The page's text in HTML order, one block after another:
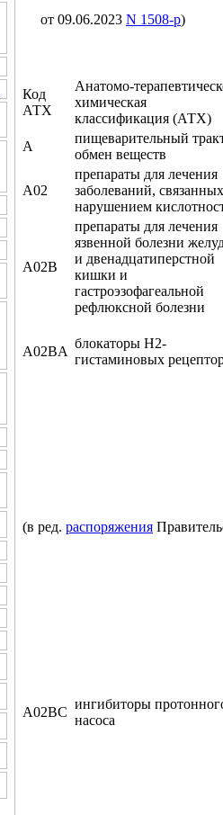
от 09.06.2023 N 1508-р)
Код
АТХ
Анатомо-
химическая
классификация (АТХ)
A
пищеварительный
обмен веществ
A02
препараты для лечения
заболеваний,
нарушением
A02B
препараты для лечения
язвенной болезни
и двенадцатиперстной
кишки и
гастроэзофагеальной
рефлюксной болезни
A02BA
блокаторы H2-
гистаминовых
(в ред. распоряжения
A02BC
ингибиторы
насоса